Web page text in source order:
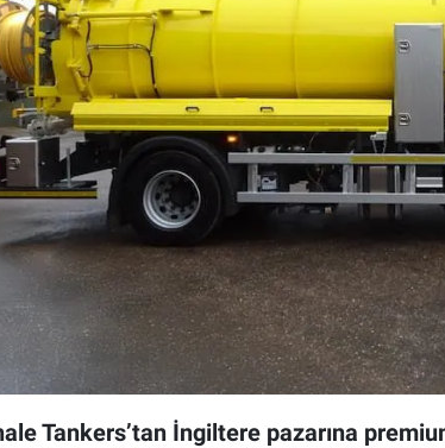
Tankers’tan İngiltere pazarına